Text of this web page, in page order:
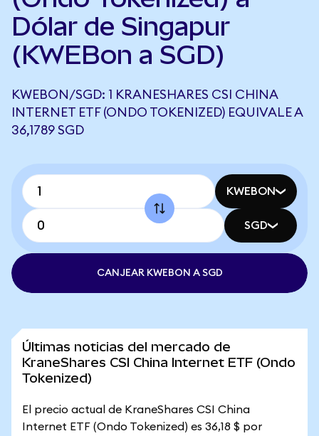
Dólar de Singapur
(KWEBon a SGD)
KWEBON/SGD: 1 KRANESHARES CSI CHINA
INTERNET ETF (ONDO TOKENIZED) EQUIVALE A
36,1789 SGD
KWEBON
SGD
CANJEAR KWEBON A SGD
Últimas noticias del mercado de
KraneShares CSI China Internet ETF (Ondo
Tokenized)
El precio actual de KraneShares CSI China
Internet ETF (Ondo Tokenized) es 36,18 $ por